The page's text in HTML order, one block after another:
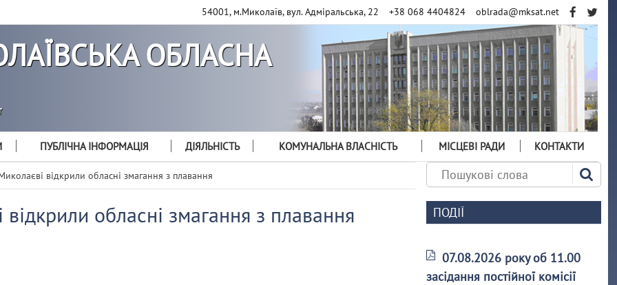
54001, м.Миколаїв, вул. Адміральська, 22 +38 068 4404824 oblrada@mksat.net
ОБЛАСНА
ПУБЛІЧНА ІНФОРМАЦІЯ ДІЯЛЬНІСТЬ КОМУНАЛЬНА ВЛАСНІСТЬ МІСЦЕВІ РАДИ КОНТАКТИ
відкрили обласні змагання з плавання
обласні змагання з плавання ПОДІЇ
07.08.2026 року об 11.00
засідання постійної комісії